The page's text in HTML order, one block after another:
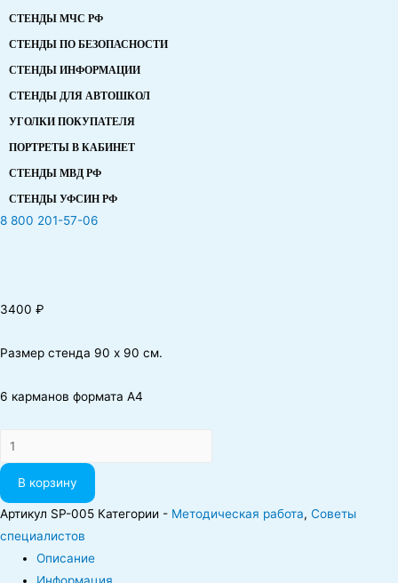
СТЕНДЫ МЧС РФ
СТЕНДЫ ПО БЕЗОПАСНОСТИ
СТЕНДЫ ИНФОРМАЦИИ
СТЕНДЫ ДЛЯ АВТОШКОЛ
УГОЛКИ ПОКУПАТЕЛЯ
ПОРТРЕТЫ В КАБИНЕТ
СТЕНДЫ МВД РФ
СТЕНДЫ УФСИН РФ
8 800 201-57-06
3400 ₽
Размер стенда 90 х 90 см.
6 карманов формата А4
Количество
В корзину
Артикул SР-005 Категории - Методическая работа, Советы
специалистов
Описание